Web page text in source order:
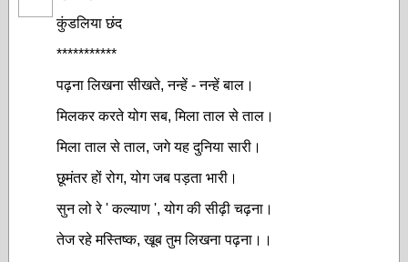
कुंडलिया छंद
***********
पढ़ना लिखना सीखते, नन्हें - नन्हें बाल।
मिलकर करते योग सब, मिला ताल से ताल।
मिला ताल से ताल, जगे यह दुनिया सारी।
छूमंतर हों रोग, योग जब पड़ता भारी।
सुन लो रे ' कल्याण ', योग की सीढ़ी चढ़ना।
तेज रहे मस्तिष्क, खूब तुम लिखना पढ़ना।।